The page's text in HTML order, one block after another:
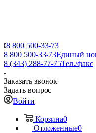
8 800 500-33-73
8 800 500-33-73Единый
8 (343) 288-77-75Тел./факс
Заказать звонок
Задать вопрос
Войти
Корзина0
Отложенные0